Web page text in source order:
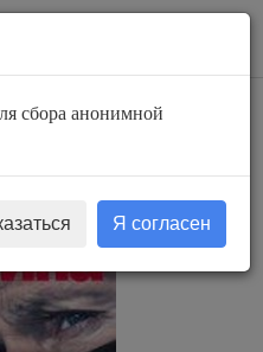
сбора анонимной
Я согласен